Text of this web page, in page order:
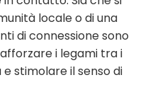
locale o di una
di connessione sono
i legami tra i
stimolare il senso di